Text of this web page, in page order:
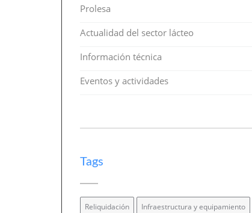
Prolesa
Actualidad del sector lácteo
Información técnica
Eventos y actividades
Tags
Reliquidación Infraestructura y equipamiento